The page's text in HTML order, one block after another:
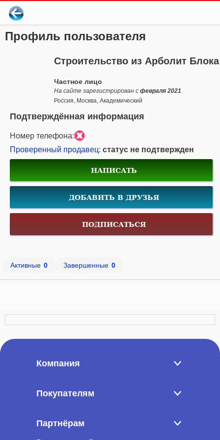
Профиль пользователя
Строительство из Арболит Блока
Частное лицо
На сайте зарегистрирован с февраля 2021
Россия, Москва, Академический
Подтверждённая информация
Номер телефона:
Проверенный продавец: статус не подтвержден
НАПИСАТЬ
ДОБАВИТЬ В ДРУЗЬЯ
ПОДПИСАТЬСЯ
Активные 0 Завершенные 0
Компания
Покупателям
Партнёрам